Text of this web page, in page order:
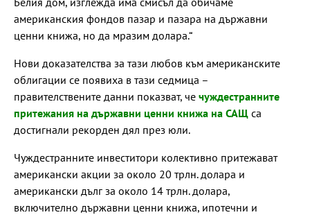
американския фондов пазар и пазара на държавни
ценни книжа, но да мразим долара.“
Нови доказателства за тази любов към американските
облигации се появиха в тази седмица –
правителствените данни показват, че чуждестранните
притежания на държавни ценни книжа на САЩ са
достигнали рекорден дял през юли.
Чуждестранните инвеститори колективно притежават
американски акции за около 20 трлн. долара и
американски дълг за около 14 трлн. долара,
включително държавни ценни книжа, ипотечни и